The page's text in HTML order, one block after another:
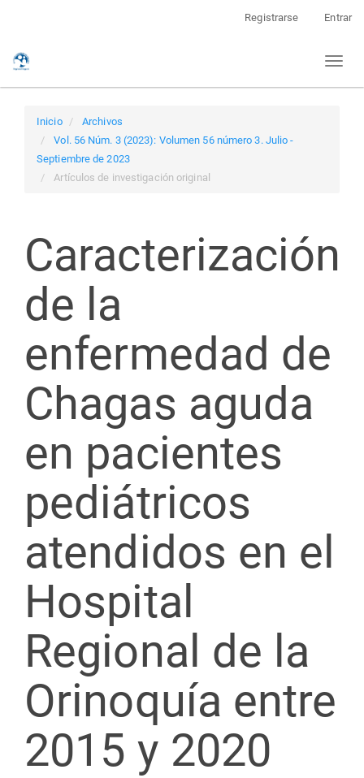
Registrarse Entrar
Toggle
Inicio
Archivos
Vol. 56 Núm. 3 (2023): Volumen 56 número 3. Julio -
Septiembre de 2023
Artículos de investigación original
Caracterización
de la
enfermedad de
Chagas aguda
en pacientes
pediátricos
atendidos en el
Hospital
Regional de la
Orinoquía entre
2015 y 2020